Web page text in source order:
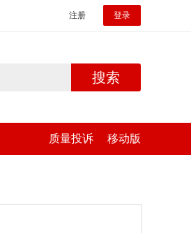
注册 登录
搜索
质量投诉 移动版